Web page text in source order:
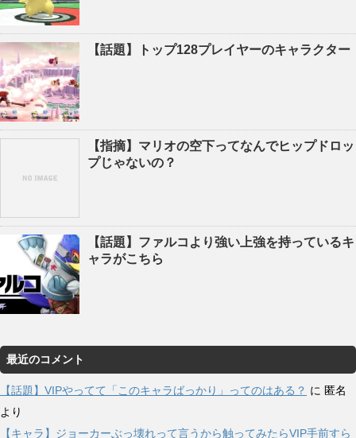
【話題】トップ128プレイヤーのキャラクター
【指摘】マリオの空下ってなんでヒップドロッ
プじゃないの？
【話題】ファルコより強い上強を持っているキ
ャラがこちら
最近のコメント
【話題】VIPやってて「このキャラばっかり」ってのはある？ に 匿名
より
【キャラ】ジョーカーぶっ壊れって言うから触ってみたらVIP手前すら